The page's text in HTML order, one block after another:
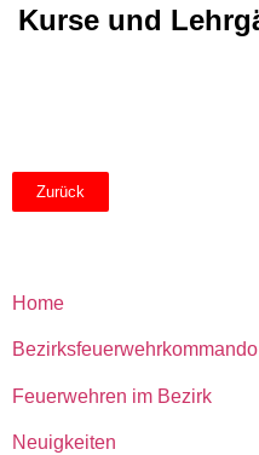
Kurse und
Zurück
Home
Bezirksfeuerwehrkommando
Feuerwehren im Bezirk
Neuigkeiten